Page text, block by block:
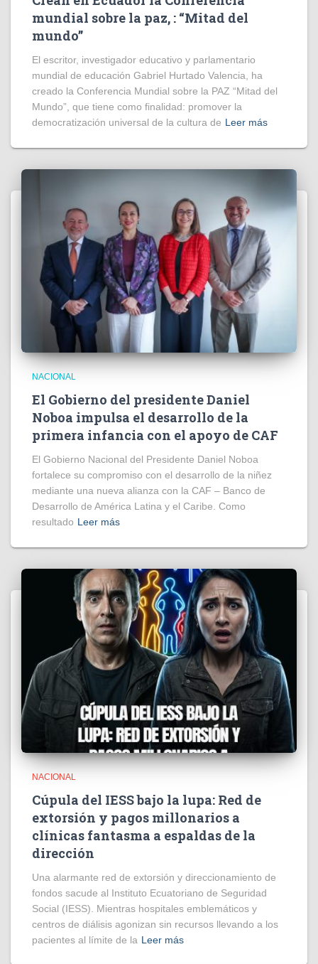
mundial sobre la paz, : “Mitad del
mundo”
El escritor, investigador educativo y parlamentario
mundial de educación Gabriel Hurtado Valencia, ha
creado la Conferencia Mundial sobre la PAZ “Mitad del
Mundo”, que tiene como finalidad: promover la
democratización universal de la cultura de Leer más
NACIONAL
El Gobierno del presidente Daniel
Noboa impulsa el desarrollo de la
primera infancia con el apoyo de CAF
El Gobierno Nacional del Presidente Daniel Noboa
fortalece su compromiso con el desarrollo de la niñez
mediante una nueva alianza con la CAF – Banco de
Desarrollo de América Latina y el Caribe. Como
resultado Leer más
NACIONAL
Cúpula del IESS bajo la lupa: Red de
extorsión y pagos millonarios a
clínicas fantasma a espaldas de la
dirección
​Una alarmante red de extorsión y direccionamiento de
fondos sacude al Instituto Ecuatoriano de Seguridad
Social (IESS). Mientras hospitales emblemáticos y
centros de diálisis agonizan sin recursos llevando a los
pacientes al límite de la Leer más